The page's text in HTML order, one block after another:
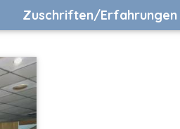
Zuschriften/Erfahrungen